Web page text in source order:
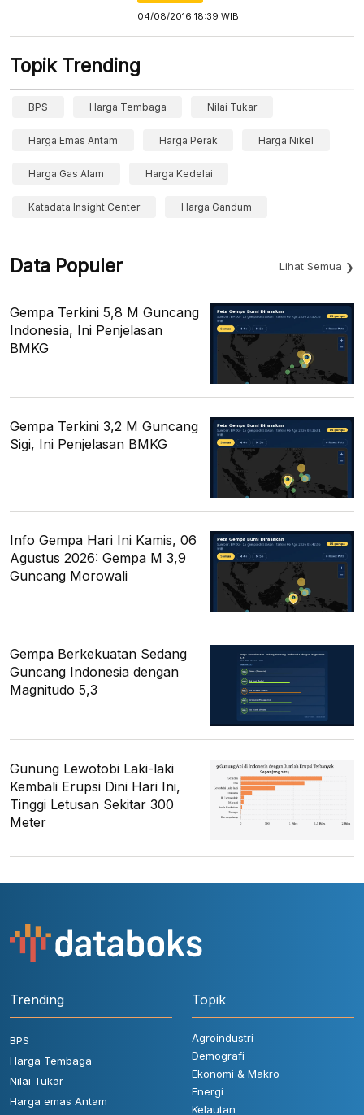
04/08/2016 18:39 WIB
Topik Trending
BPS Harga Tembaga Nilai Tukar
Harga Emas Antam Harga Perak Harga Nikel
Harga Gas Alam Harga Kedelai
Katadata Insight Center Harga Gandum
Data Populer Lihat Semua
Gempa Terkini 5,8 M Guncang
Indonesia, Ini Penjelasan
BMKG
Gempa Terkini 3,2 M Guncang
Sigi, Ini Penjelasan BMKG
Info Gempa Hari Ini Kamis, 06
Agustus 2026: Gempa M 3,9
Guncang Morowali
Gempa Berkekuatan Sedang
Guncang Indonesia dengan
Magnitudo 5,3
Gunung Lewotobi Laki-laki
Kembali Erupsi Dini Hari Ini,
Tinggi Letusan Sekitar 300
Meter
Trending
BPS
Harga Tembaga
Nilai Tukar
Harga emas Antam
Topik
Agroindustri
Demografi
Ekonomi & Makro
Energi
Kelautan